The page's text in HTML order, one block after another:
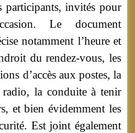
participants, invités pour
Le document
notamment l’heure et
du rendez-vous, les
d’accès aux postes, la
la conduite à tenir
et bien évidemment les
Est joint également